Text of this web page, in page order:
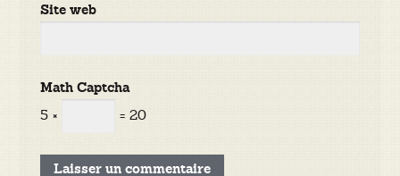
Site web
Math Captcha
5 ×
= 20